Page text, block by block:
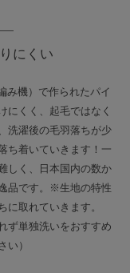
にくい
み機）で作られたパイ
にくく、起毛ではなく
洗濯後の毛羽落ちが少
ち着いていきます！一
しく、日本国内の数か
品です。※生地の特性
に取れていきます。
ず単独洗いをおすすめ
い）